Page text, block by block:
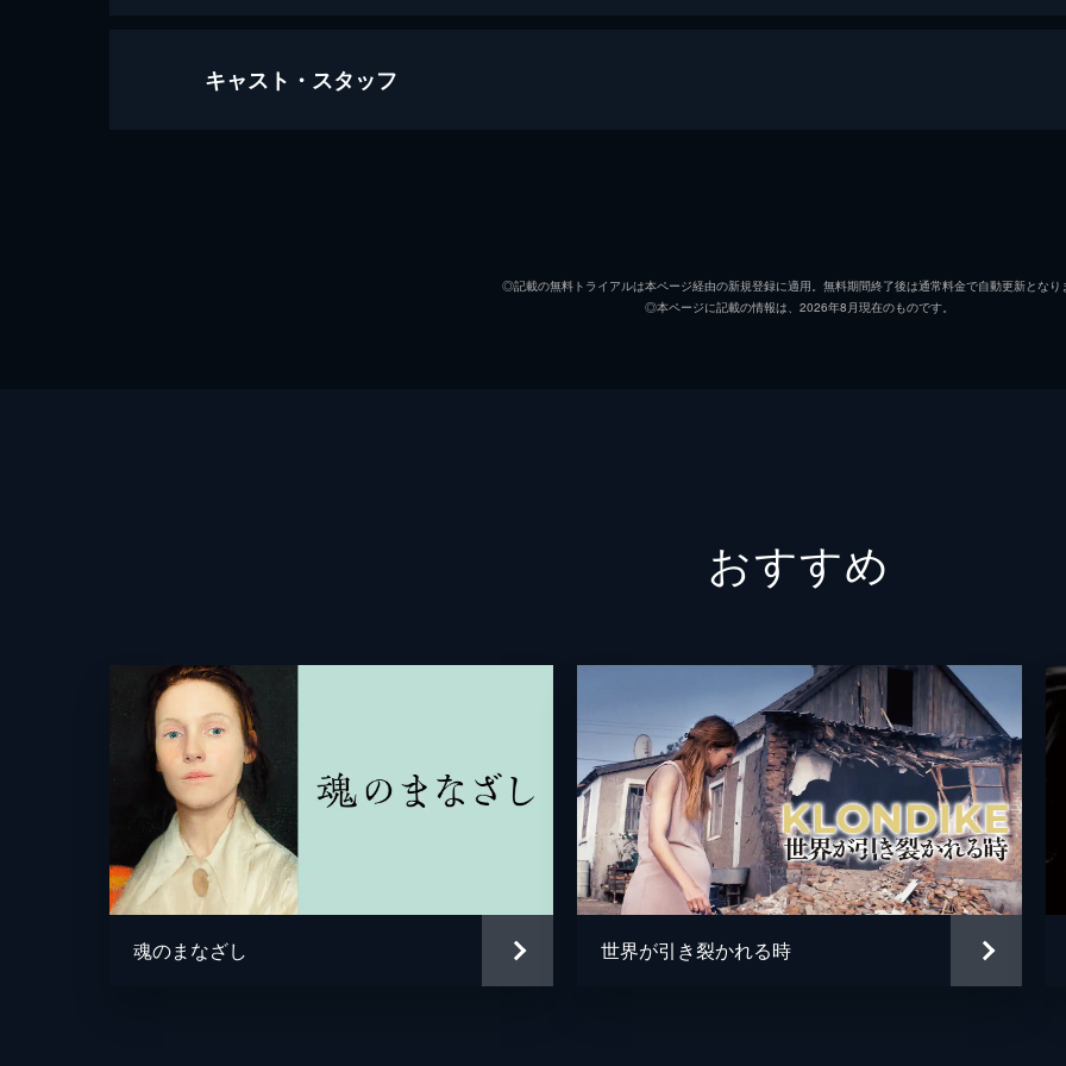
レセ・パセ 自由への通行許可証
キャスト・スタッフ
スザンヌ・レモン
ジャン＝ポール・ル・シャノワ
オリ
シャルル・スパーク ロラ
アルフレート・グレフェン クリ
監督 ベル
ジャン
◎記載の無料トライアルは本ページ経由の新規登録に適用。無料期間終了後は通常料金で自動更新となり
◎本ページに記載の情報は、2026年8月現在のものです。
おすすめ
魂のまなざし 世界が引き裂かれる時